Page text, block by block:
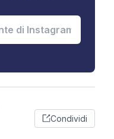
Condividi